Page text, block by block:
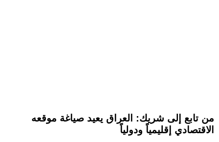
من تابع إلى شريك: العراق يعيد صياغة موقعه
الاقتصادي إقليمياً ودولياً